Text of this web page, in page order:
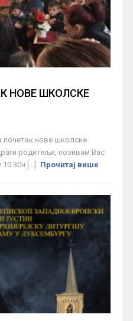
НОВЕ ШКОЛСКЕ
почетак нове школске
родитељи, позивам Вас
[...]
Прочитај више